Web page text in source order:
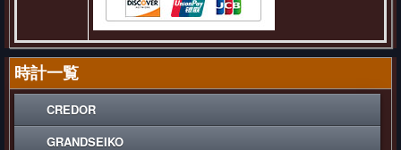
時計一覧
CREDOR
GRANDSEIKO